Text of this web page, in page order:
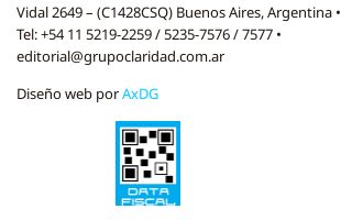
Vidal 2649 – (C1428CSQ) Buenos Aires, Argentina •
Tel: +54 11 5219-2259 / 5235-7576 / 7577 •
editorial@grupoclaridad.com.ar
Diseño web porAxDG